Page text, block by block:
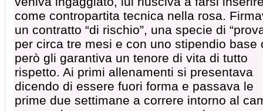
come contropartita tecnica nella rosa.
un contratto “di rischio”, una specie di
per circa tre mesi e con uno stipendio base
però gli garantiva un tenore di vita di tutto
rispetto. Ai primi allenamenti si presentava
dicendo di essere fuori forma e passava le
prime due settimane a correre intorno al